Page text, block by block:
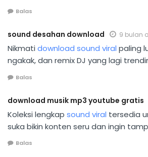
Balas
sound desahan download 9 bulan
Nikmati download sound viral paling
ngakak, dan remix DJ yang lagi
Balas
download musik mp3 youtube gratis
Koleksi lengkap sound viral tersedia
suka bikin konten seru dan ingin
Balas